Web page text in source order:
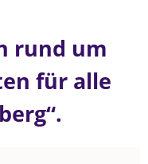
rund um
für alle